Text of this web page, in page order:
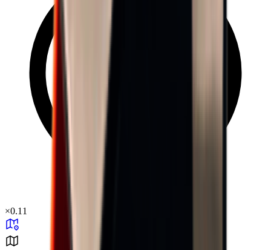
×0.11